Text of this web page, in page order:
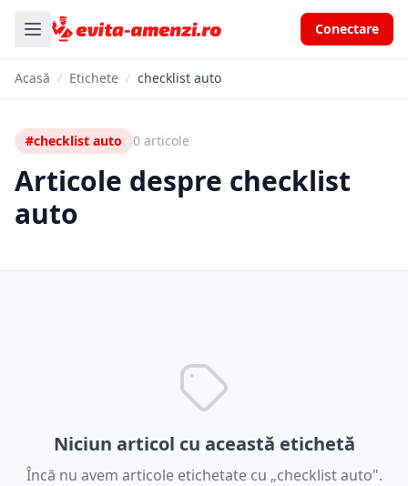
Conectare
Acasă / Etichete / checklist auto
#checklist auto 0 articole
Articole despre checklist
auto
Niciun articol cu această etichetă
Încă nu avem articole etichetate cu „checklist auto".